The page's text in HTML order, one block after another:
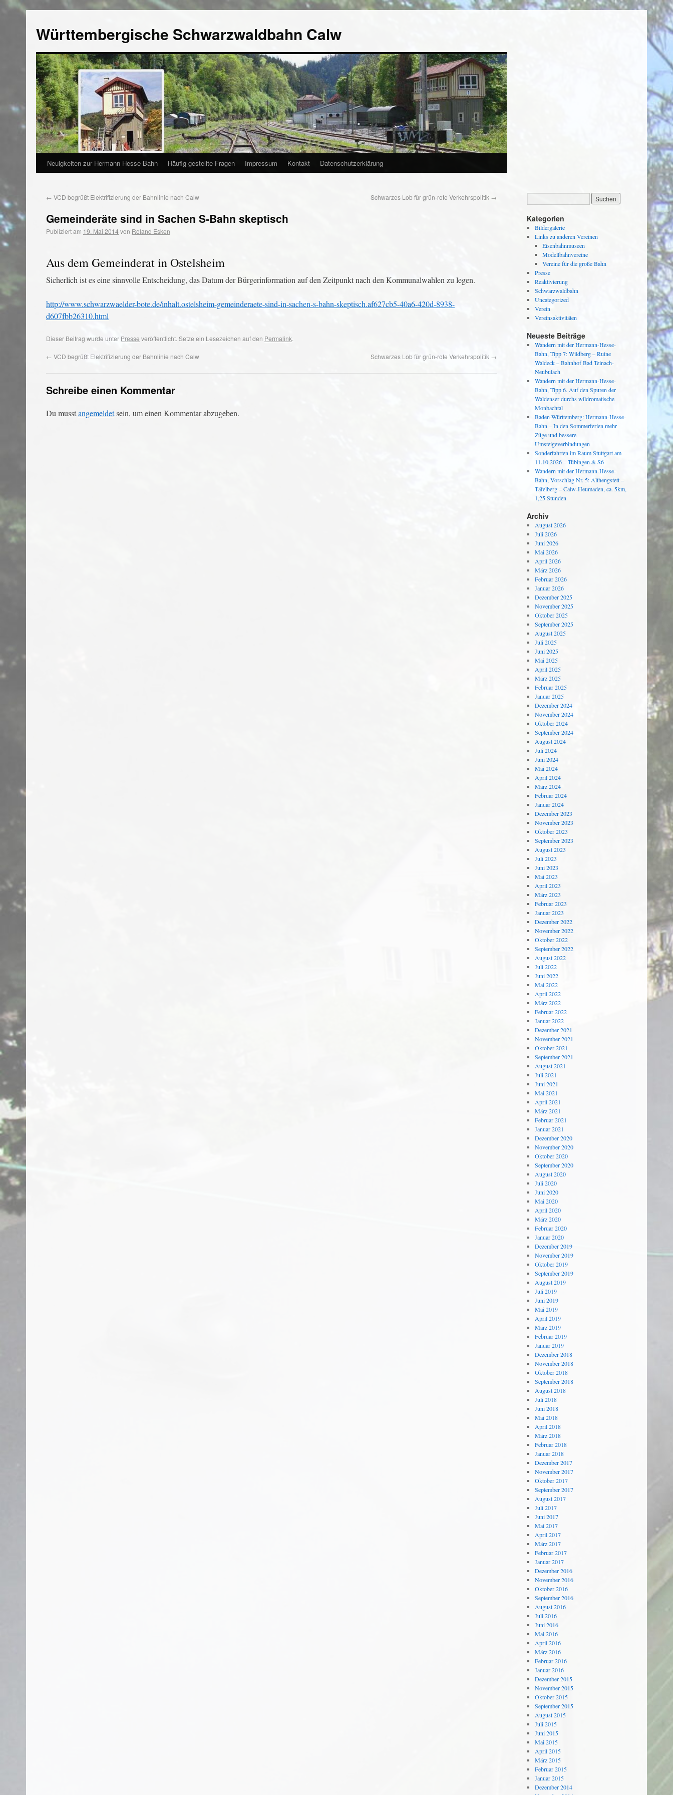
Württembergische Schwarzwaldbahn Calw
Neuigkeiten zur Hermann Hesse Bahn Häufig gestellte Fragen Impressum Kontakt Datenschutzerklärung
← VCD begrüßt Elektrifizierung der Bahnlinie nach Calw Schwarzes Lob für grün-rote Verkehrspolitik →
Gemeinderäte sind in Sachen S-Bahn skeptisch
Publiziert am 19. Mai 2014von Roland Esken
Aus dem Gemeinderat in Ostelsheim
Sicherlich ist es eine sinnvolle Entscheidung, das Datum der Bürgerinformation auf den Zeitpunkt nach den Kommunalwahlen zu legen.
http://www.schwarzwaelder-bote.de/inhalt.ostelsheim-gemeinderaete-sind-in-sachen-s-bahn-skeptisch.af627cb5-40a6-420d-8938-
d607fbb26310.html
Dieser Beitrag wurde unter Presse veröffentlicht. Setze ein Lesezeichen auf den Permalink.
← VCD begrüßt Elektrifizierung der Bahnlinie nach Calw Schwarzes Lob für grün-rote Verkehrspolitik →
Schreibe einen Kommentar
Du musstangemeldetsein, um einen Kommentar abzugeben.
Kategorien
Bildergalerie
Links zu anderen Vereinen
Eisenbahnmuseen
Modellbahnvereine
Vereine für die große Bahn
Presse
Reaktivierung
Schwarzwaldbahn
Uncategorized
Verein
Vereinsaktivitäten
Neueste Beiträge
Wandern mit der Hermann-Hesse-
Bahn, Tipp 7: Wildberg – Ruine
Waldeck – Bahnhof Bad Teinach-
Neubulach
Wandern mit der Hermann-Hesse-
Bahn, Tipp 6. Auf den Spuren der
Waldenser durchs wildromatische
Monbachtal
Baden-Württemberg: Hermann-Hesse-
Bahn – In den Sommerferien mehr
Züge und bessere
Umsteigeverbindungen
Sonderfahrten im Raum Stuttgart am
11.10.2026 – Tübingen & S6
Wandern mit der Hermann-Hesse-
Bahn, Vorschlag Nr. 5: Althengstett –
Täfelberg – Calw-Heumaden, ca. 5km,
1,25 Stunden
Archiv
August 2026
Juli 2026
Juni 2026
Mai 2026
April 2026
März 2026
Februar 2026
Januar 2026
Dezember 2025
November 2025
Oktober 2025
September 2025
August 2025
Juli 2025
Juni 2025
Mai 2025
April 2025
März 2025
Februar 2025
Januar 2025
Dezember 2024
November 2024
Oktober 2024
September 2024
August 2024
Juli 2024
Juni 2024
Mai 2024
April 2024
März 2024
Februar 2024
Januar 2024
Dezember 2023
November 2023
Oktober 2023
September 2023
August 2023
Juli 2023
Juni 2023
Mai 2023
April 2023
März 2023
Februar 2023
Januar 2023
Dezember 2022
November 2022
Oktober 2022
September 2022
August 2022
Juli 2022
Juni 2022
Mai 2022
April 2022
März 2022
Februar 2022
Januar 2022
Dezember 2021
November 2021
Oktober 2021
September 2021
August 2021
Juli 2021
Juni 2021
Mai 2021
April 2021
März 2021
Februar 2021
Januar 2021
Dezember 2020
November 2020
Oktober 2020
September 2020
August 2020
Juli 2020
Juni 2020
Mai 2020
April 2020
März 2020
Februar 2020
Januar 2020
Dezember 2019
November 2019
Oktober 2019
September 2019
August 2019
Juli 2019
Juni 2019
Mai 2019
April 2019
März 2019
Februar 2019
Januar 2019
Dezember 2018
November 2018
Oktober 2018
September 2018
August 2018
Juli 2018
Juni 2018
Mai 2018
April 2018
März 2018
Februar 2018
Januar 2018
Dezember 2017
November 2017
Oktober 2017
September 2017
August 2017
Juli 2017
Juni 2017
Mai 2017
April 2017
März 2017
Februar 2017
Januar 2017
Dezember 2016
November 2016
Oktober 2016
September 2016
August 2016
Juli 2016
Juni 2016
Mai 2016
April 2016
März 2016
Februar 2016
Januar 2016
Dezember 2015
November 2015
Oktober 2015
September 2015
August 2015
Juli 2015
Juni 2015
Mai 2015
April 2015
März 2015
Februar 2015
Januar 2015
Dezember 2014